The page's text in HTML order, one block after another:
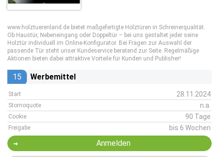
www.holztuerenland.de bietet maßgefertigte Holztüren in Schreinerqualität.
Ob Haustür, Nebeneingang oder Doppeltür – bei uns gestaltet jeder seine
Holztür individuell im Online-Konfigurator. Bei Fragen zur Auswahl der
passende Tür steht unser Kundeservice beratend zur Seite. Regelmäßige
Aktionen bieten dabei attraktive Vorteile für Kunden und Publisher!
15 Werbemittel
Start 28.11.2024
Stornoquote n.a.
Cookie 90 Tage
Freigabe bis 6 Wochen
Anmelden